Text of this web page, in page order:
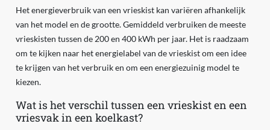
Het energieverbruik van een vrieskist kan variëren afhankelijk
van het model en de grootte. Gemiddeld verbruiken de meeste
vrieskisten tussen de 200 en 400 kWh per jaar. Het is raadzaam
om te kijken naar het energielabel van de vrieskist om een idee
te krijgen van het verbruik en om een energiezuinig model te
kiezen.
Wat is het verschil tussen een vrieskist en een
vriesvak in een koelkast?